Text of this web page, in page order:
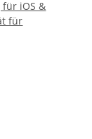
für iOS &
für